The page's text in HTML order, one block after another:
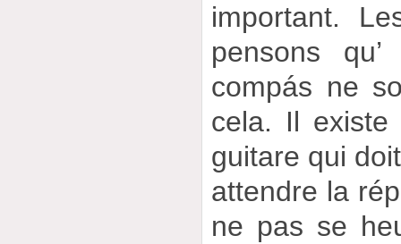
important.
pensons
compás ne
cela. Il existe
guitare qui
attendre la
ne pas se